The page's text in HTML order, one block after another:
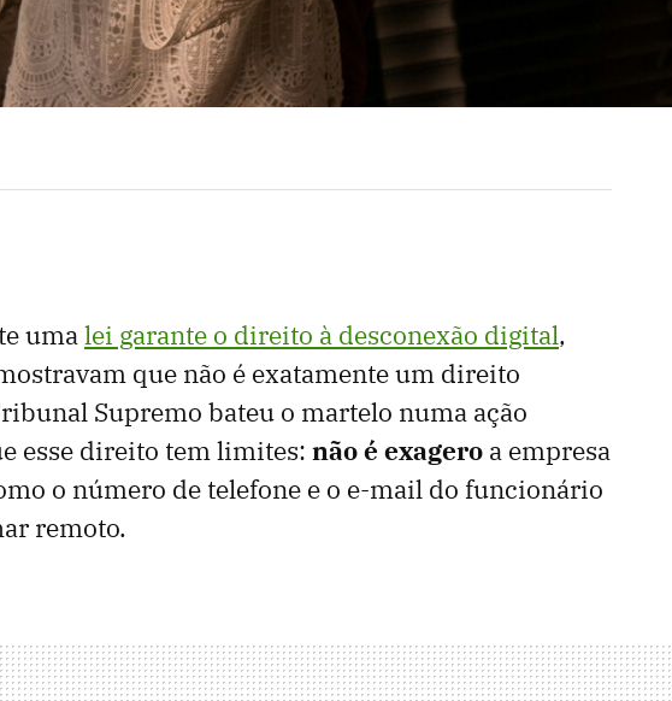
umalei garante o direito à desconexão digital,
que não é exatamente um direito
Supremo bateu o martelo numa ação
esse direito tem limites: não é exagero a empresa
o número de telefone e o e-mail do funcionário
remoto.